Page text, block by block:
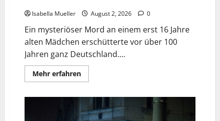
Isabella Mueller August 2, 2026 0
Ein mysteriöser Mord an einem erst 16 Jahre
alten Mädchen erschütterte vor über 100
Jahren ganz Deutschland....
Mehr erfahren